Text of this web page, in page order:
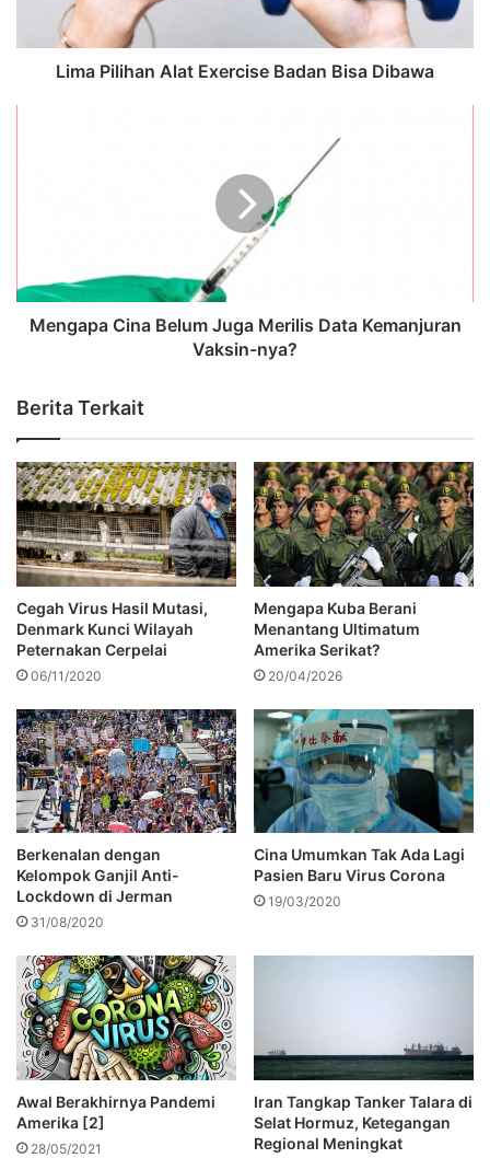
Lima Pilihan Alat Exercise Badan Bisa Dibawa
Mengapa Cina Belum Juga Merilis Data Kemanjuran
Vaksin-nya?
Berita Terkait
Cegah Virus Hasil Mutasi,
Denmark Kunci Wilayah
Peternakan Cerpelai
06/11/2020
Mengapa Kuba Berani
Menantang Ultimatum
Amerika Serikat?
20/04/2026
Berkenalan dengan
Kelompok Ganjil Anti-
Lockdown di Jerman
31/08/2020
Cina Umumkan Tak Ada Lagi
Pasien Baru Virus Corona
19/03/2020
Awal Berakhirnya Pandemi
Amerika [2]
28/05/2021
Iran Tangkap Tanker Talara di
Selat Hormuz, Ketegangan
Regional Meningkat